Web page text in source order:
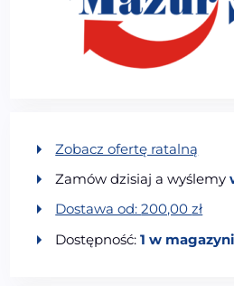
Zobacz ofertę ratalną
Zamów dzisiaj a wyślemy
Dostawa od:200,00zł
Dostępność:1 w